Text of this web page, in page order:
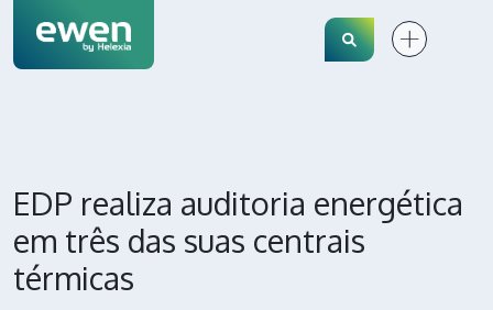
Search
EDP realiza auditoria energética
em três das suas centrais
térmicas